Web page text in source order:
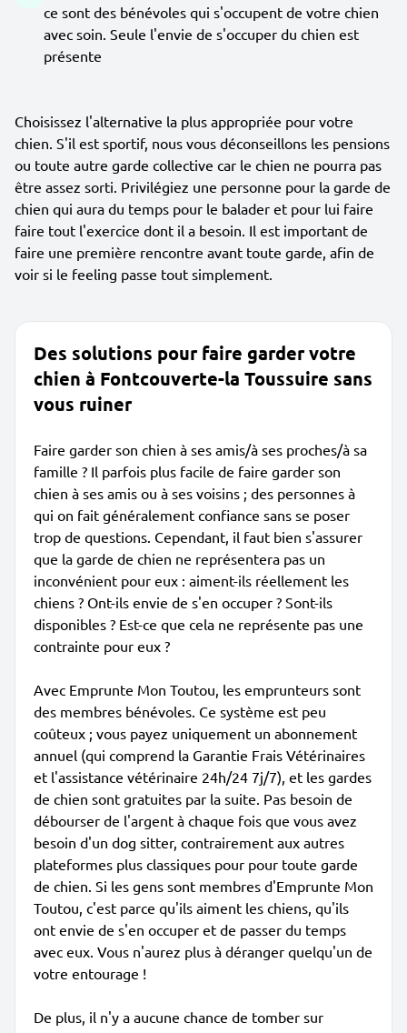
ce sont des bénévoles qui s'occupent de votre chien
avec soin. Seule l'envie de s'occuper du chien est
présente
Choisissez l'alternative la plus appropriée pour votre
chien. S'il est sportif, nous vous déconseillons les pensions
ou toute autre garde collective car le chien ne pourra pas
être assez sorti. Privilégiez une personne pour la garde de
chien qui aura du temps pour le balader et pour lui faire
faire tout l'exercice dont il a besoin. Il est important de
faire une première rencontre avant toute garde, afin de
voir si le feeling passe tout simplement.
Des solutions pour faire garder votre
chien à Fontcouverte-la Toussuire sans
vous ruiner
Faire garder son chien à ses amis/à ses proches/à sa
famille ? Il parfois plus facile de faire garder son
chien à ses amis ou à ses voisins ; des personnes à
qui on fait généralement confiance sans se poser
trop de questions. Cependant, il faut bien s'assurer
que la garde de chien ne représentera pas un
inconvénient pour eux : aiment-ils réellement les
chiens ? Ont-ils envie de s'en occuper ? Sont-ils
disponibles ? Est-ce que cela ne représente pas une
contrainte pour eux ?
Avec Emprunte Mon Toutou, les emprunteurs sont
des membres bénévoles. Ce système est peu
coûteux ; vous payez uniquement un abonnement
annuel (qui comprend la Garantie Frais Vétérinaires
et l'assistance vétérinaire 24h/24 7j/7), et les gardes
de chien sont gratuites par la suite. Pas besoin de
débourser de l'argent à chaque fois que vous avez
besoin d'un dog sitter, contrairement aux autres
plateformes plus classiques pour pour toute garde
de chien. Si les gens sont membres d'Emprunte Mon
Toutou, c'est parce qu'ils aiment les chiens, qu'ils
ont envie de s'en occuper et de passer du temps
avec eux. Vous n'aurez plus à déranger quelqu'un de
votre entourage !
De plus, il n'y a aucune chance de tomber sur